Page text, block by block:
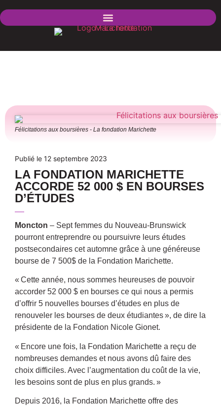
Félicitations aux boursières - La fondation Marichette
Publié le 12 septembre 2023
LA FONDATION MARICHETTE
ACCORDE 52 000 $ EN BOURSES
D’ÉTUDES
Moncton – Sept femmes du Nouveau-Brunswick
pourront entreprendre ou poursuivre leurs études
postsecondaires cet automne grâce à une généreuse
bourse de 7 500$ de la Fondation Marichette.
« Cette année, nous sommes heureuses de pouvoir
accorder 52 000 $ en bourses ce qui nous a permis
d’offrir 5 nouvelles bourses d’études en plus de
renouveler les bourses de deux étudiantes », de dire la
présidente de la Fondation Nicole Gionet.
« Encore une fois, la Fondation Marichette a reçu de
nombreuses demandes et nous avons dû faire des
choix difficiles. Avec l’augmentation du coût de la vie,
les besoins sont de plus en plus grands. »
Depuis 2016, la Fondation Marichette offre des